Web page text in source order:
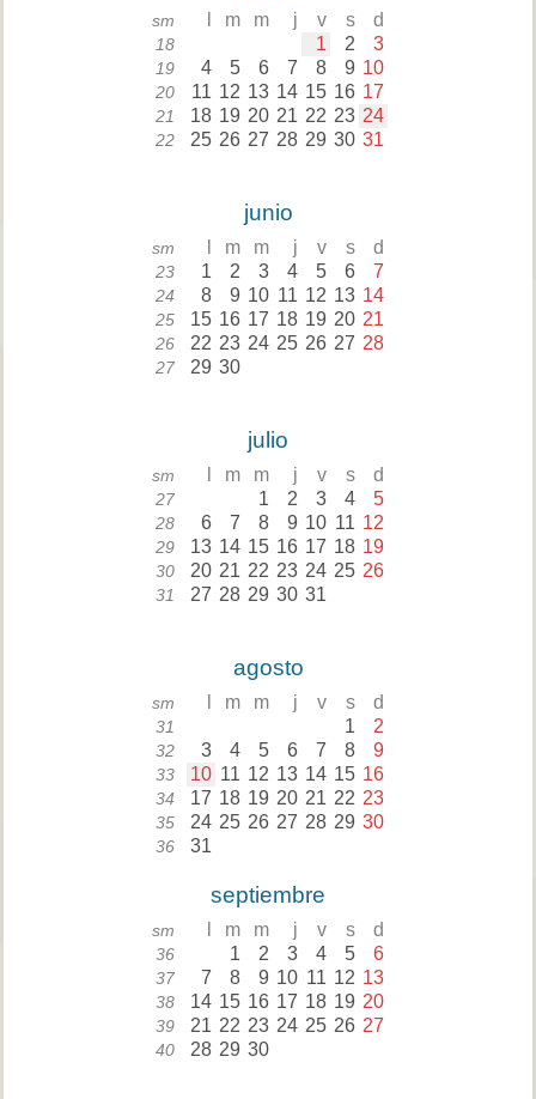
sm m m j v s d
18 1 2 3
19 4 5 6 7 8 9 10
20 11 12 13 14 15 16 17
21 18 19 20 21 22 23 24
22 25 26 27 28 29 30 31
junio
sm m m j v s d
23 1 2 3 4 5 6 7
24 8 9 10 11 12 13 14
25 15 16 17 18 19 20 21
26 22 23 24 25 26 27 28
27 29 30
julio
sm m m j v s d
27 1 2 3 4 5
28 6 7 8 9 10 11 12
29 13 14 15 16 17 18 19
30 20 21 22 23 24 25 26
31 27 28 29 30 31
agosto
sm m m j v s d
31 1 2
32 3 4 5 6 7 8 9
33 10 11 12 13 14 15 16
34 17 18 19 20 21 22 23
35 24 25 26 27 28 29 30
36 31
septiembre
sm m m j v s d
36 1 2 3 4 5 6
37 7 8 9 10 11 12 13
38 14 15 16 17 18 19 20
39 21 22 23 24 25 26 27
40 28 29 30